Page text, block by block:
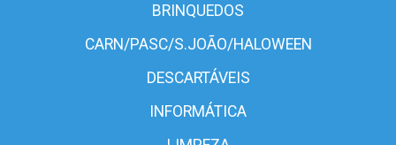
BRINQUEDOS
CARN/PASC/S.JOÃO/HALOWEEN
DESCARTÁVEIS
INFORMÁTICA